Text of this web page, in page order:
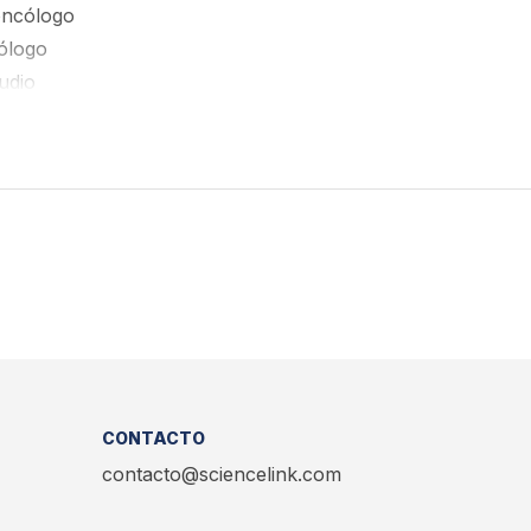
CONTACTO
contacto@sciencelink.com